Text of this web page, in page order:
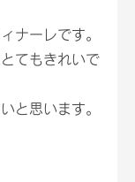
ナーレです。
てもきれいで
と思います。